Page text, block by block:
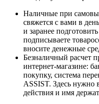
Наличные при
свяжется с вами в
и заранее
подписываете
вносите денежные
Безналичный расчет
интернет-магазине:
покупку, система
ASSIST. Здесь нужно
действия и имя